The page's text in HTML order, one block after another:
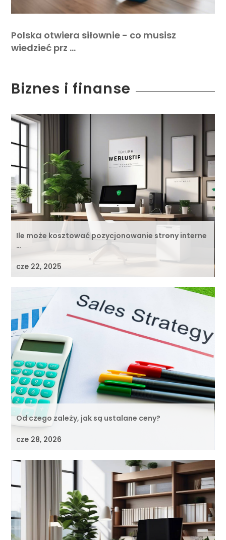
Polska otwiera siłownie - co musisz
wiedzieć prz …
Biznes i finanse
Ile może kosztować pozycjonowanie strony interne
…
cze 22, 2025
Od czego zależy, jak są ustalane ceny?
cze 28, 2026